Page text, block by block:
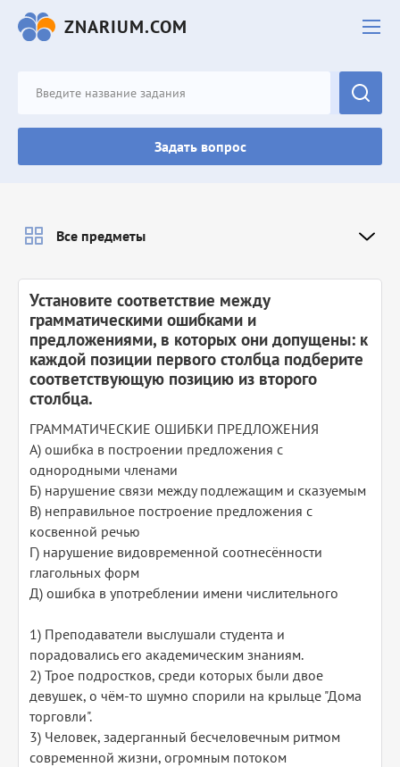
ZNARIUM.COM
Задать вопрос
Установите соответствие между
грамматическими ошибками и
предложениями, в которых они допущены: к
каждой позиции первого столбца подберите
соответствующую позицию из второго
столбца.
ГРАММАТИЧЕСКИЕ ОШИБКИ ПРЕДЛОЖЕНИЯ
А) ошибка в построении предложения с
однородными членами
Б) нарушение связи между подлежащим и сказуемым
В) неправильное построение предложения с
косвенной речью
Г) нарушение видовременной соотнесённости
глагольных форм
Д) ошибка в употреблении имени числительного
1) Преподаватели выслушали студента и
порадовались его академическим знаниям.
2) Трое подростков, среди которых были двое
девушек, о чём-то шумно спорили на крыльце "Дома
торговли".
3) Человек, задерганный бесчеловечным ритмом
современной жизни, огромным потоком
Все предметы